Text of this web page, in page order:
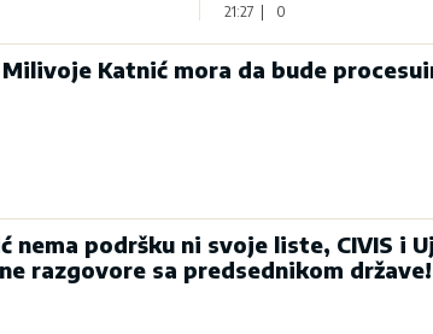
21:27 | 0
Milivoje Katnić mora da bude
nema podršku ni svoje liste, CIVIS i
razgovore sa predsednikom države!